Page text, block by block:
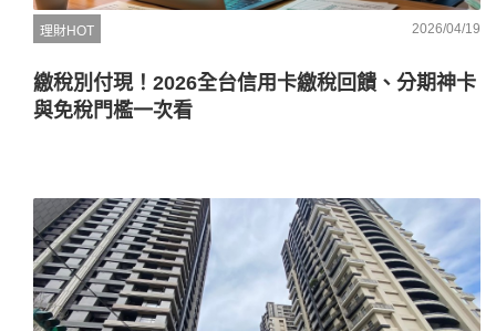
理財HOT 2026/04/19
繳稅別付現！2026全台信用卡繳稅回饋、分期神卡
與免稅門檻一次看